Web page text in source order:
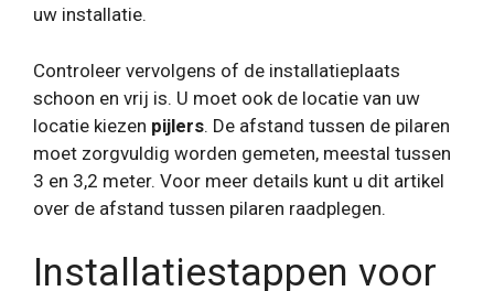
uw installatie.
Controleer vervolgens of de installatieplaats
schoon en vrij is. U moet ook de locatie van uw
locatie kiezen pijlers. De afstand tussen de pilaren
moet zorgvuldig worden gemeten, meestal tussen
3 en 3,2 meter. Voor meer details kunt u dit artikel
over de afstand tussen pilaren raadplegen.
Installatiestappen voor